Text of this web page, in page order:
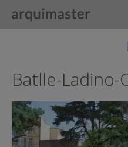
Batlle-Ladino-